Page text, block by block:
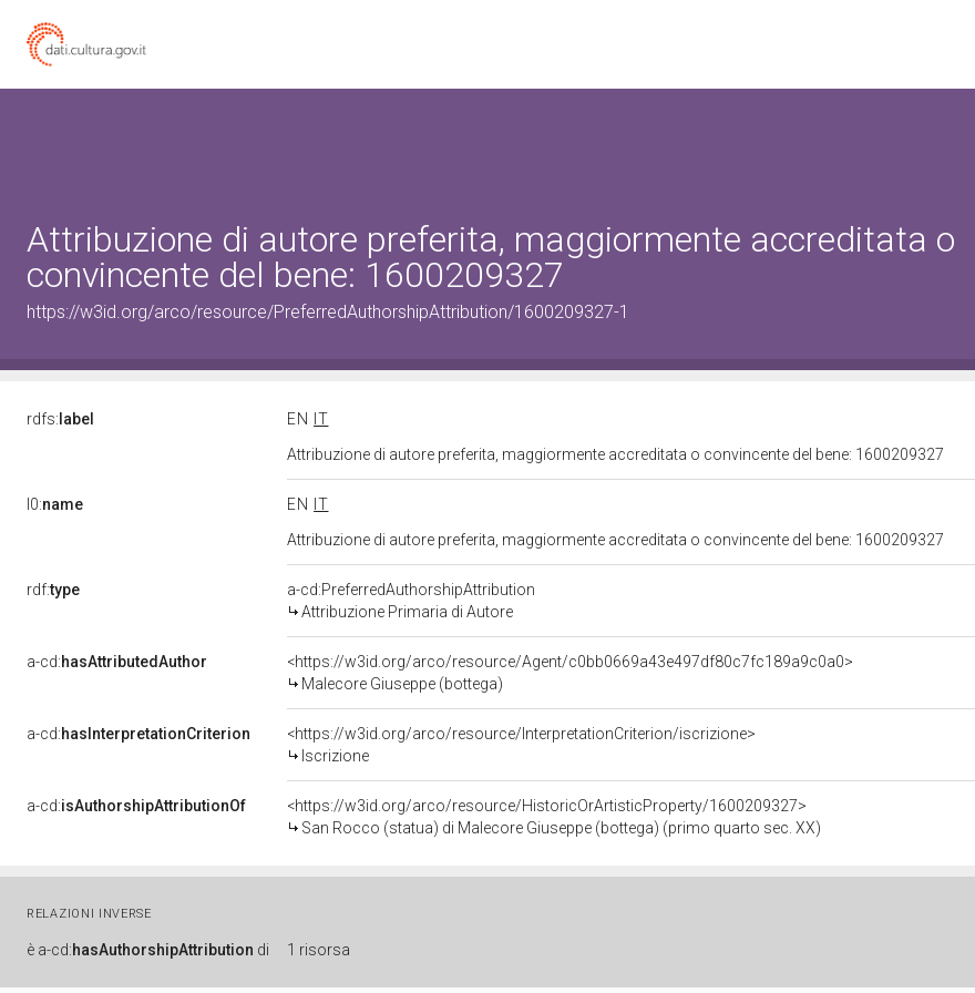
Attribuzione di autore preferita, maggiormente accreditata o
convincente del bene: 1600209327
https://w3id.org/arco/resource/PreferredAuthorshipAttribution/1600209327-1
rdfs: label EN
IT
Attribuzione di autore preferita, maggiormente accreditata o convincente del bene: 1600209327
l0:name EN
IT
Attribuzione di autore preferita, maggiormente accreditata o convincente del bene: 1600209327
rdf:type
a-cd:PreferredAuthorshipAttribution
Attribuzione Primaria di Autore
a-cd:hasAttributedAuthor
<https://w3id.org/arco/resource/Agent/c0bb0669a43e497df80c7fc189a9c0a0>
Malecore Giuseppe (bottega)
a-cd:hasInterpretationCriterion
<https://w3id.org/arco/resource/InterpretationCriterion/iscrizione>
Iscrizione
a-cd:isAuthorshipAttributionOf
<https://w3id.org/arco/resource/HistoricOrArtisticProperty/1600209327>
San Rocco (statua) di Malecore Giuseppe (bottega) (primo quarto sec. XX)
RELAZIONI INVERSE
è a-cd:hasAuthorshipAttribution di 1 risorsa